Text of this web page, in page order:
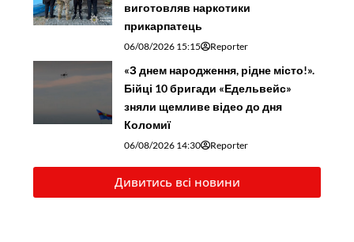
виготовляв наркотики
прикарпатець
06/08/2026 15:15 Reporter
«З днем народження, рідне місто!».
Бійці 10 бригади «Едельвейс»
зняли щемливе відео до дня
Коломиї
06/08/2026 14:30 Reporter
Дивитись всі новини